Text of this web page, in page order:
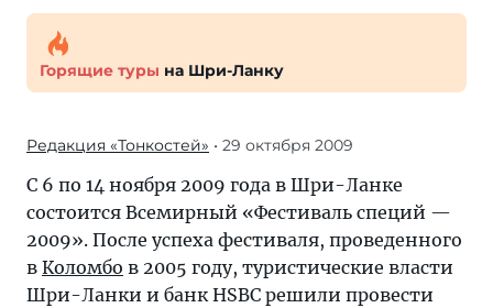
Горящие туры на Шри-Ланку
Редакция «Тонкостей» • 29 октября 2009
С 6 по 14 ноября 2009 года в Шри-Ланке
состоится Всемирный «Фестиваль специй —
2009». После успеха фестиваля, проведенного
в Коломбо в 2005 году, туристические власти
Шри-Ланки и банк HSBC решили провести